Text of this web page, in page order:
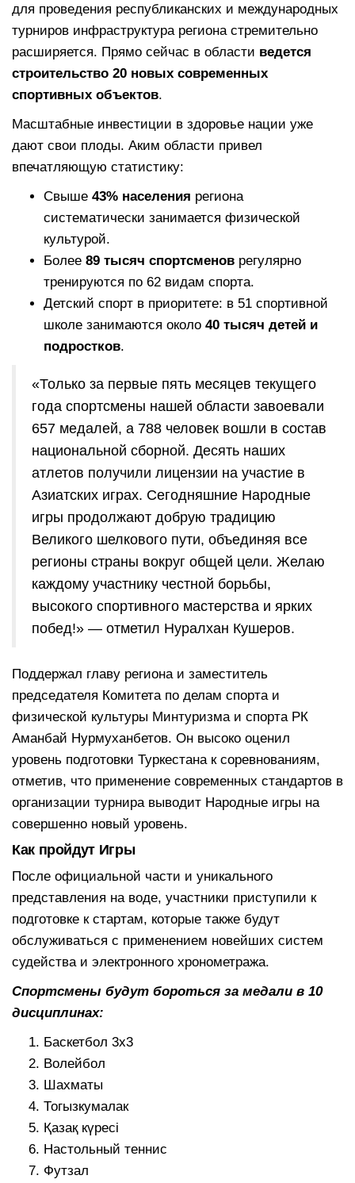
для проведения республиканских и международных
турниров инфраструктура региона стремительно
расширяется. Прямо сейчас в области ведется
строительство 20 новых современных
спортивных объектов.
Масштабные инвестиции в здоровье нации уже
дают свои плоды. Аким области привел
впечатляющую статистику:
Свыше 43% населения региона
систематически занимается физической
культурой.
Более 89 тысяч спортсменов регулярно
тренируются по 62 видам спорта.
Детский спорт в приоритете: в 51 спортивной
школе занимаются около 40 тысяч детей и
подростков.
«Только за первые пять месяцев текущего
года спортсмены нашей области завоевали
657 медалей, а 788 человек вошли в состав
национальной сборной. Десять наших
атлетов получили лицензии на участие в
Азиатских играх. Сегодняшние Народные
игры продолжают добрую традицию
Великого шелкового пути, объединяя все
регионы страны вокруг общей цели. Желаю
каждому участнику честной борьбы,
высокого спортивного мастерства и ярких
побед!» — отметил Нуралхан Кушеров.
Поддержал главу региона и заместитель
председателя Комитета по делам спорта и
физической культуры Минтуризма и спорта РК
Аманбай Нурмуханбетов. Он высоко оценил
уровень подготовки Туркестана к соревнованиям,
отметив, что применение современных стандартов в
организации турнира выводит Народные игры на
совершенно новый уровень.
Как пройдут Игры
После официальной части и уникального
представления на воде, участники приступили к
подготовке к стартам, которые также будут
обслуживаться с применением новейших систем
судейства и электронного хронометража.
Спортсмены будут бороться за медали в 10
дисциплинах:
Баскетбол 3х3
Волейбол
Шахматы
Тогызкумалак
Қазақ күресі
Настольный теннис
Футзал